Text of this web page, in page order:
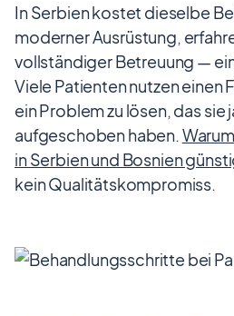
In Serbien kostet dieselbe
moderner Ausrüstung,
vollständiger Betreuung —
Viele Patienten nutzen einen
ein Problem zu lösen, das sie
aufgeschoben haben.
in Serbien und Bosnien
kein Qualitätskompromiss.